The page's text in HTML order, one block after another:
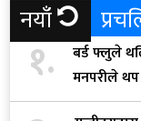
नयाँ
१.
बर्ड फ्लुले
मनपरीले थप